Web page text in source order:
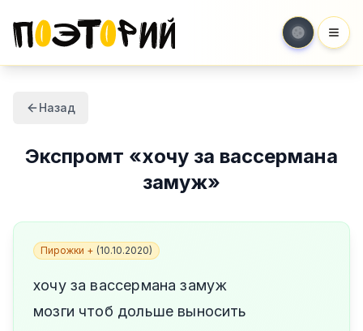
Назад
Экспромт «хочу за вассермана
замуж»
Пирожки + (10.10.2020)
хочу за вассермана замуж
мозги чтоб дольше выносить